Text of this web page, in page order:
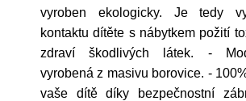
vyroben ekologicky. Je tedy
kontaktu dítěte s nábytkem požití
zdraví škodlivých látek. -
vyrobená z masivu borovice. -
vaše dítě díky bezpečnostní